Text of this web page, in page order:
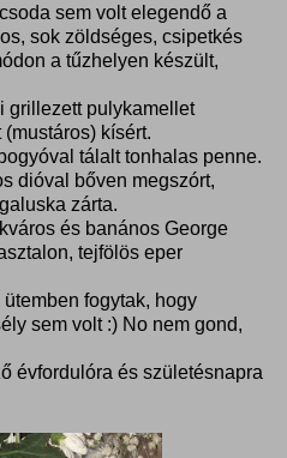
sem volt elegendő a
sok zöldséges, csipetkés
a tűzhelyen készült,
grillezett pulykamellet
kísért.
tálalt tonhalas penne.
dióval bőven megszórt,
zárta.
és banános George
tejfölös eper
fogytak, hogy
sem volt :) No nem gond,
évfordulóra és születésnapra